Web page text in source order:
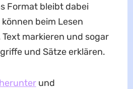
Format bleibt dabei
beim Lesen
markieren und sogar
und Sätze erklären.
und